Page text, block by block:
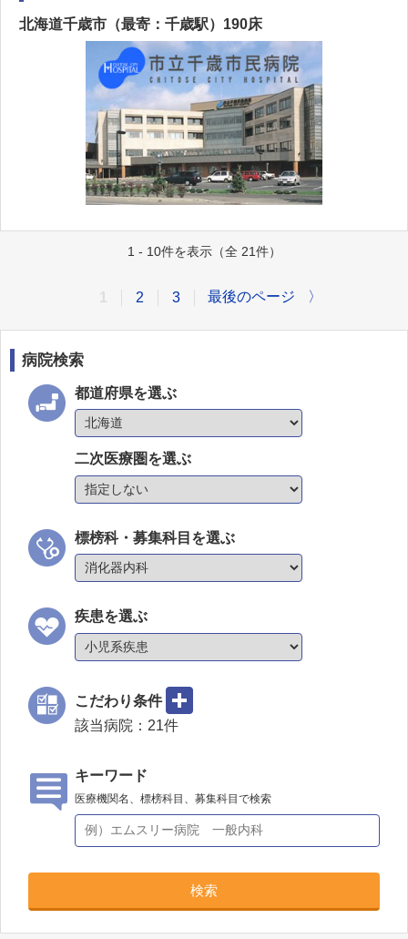
北海道千歳市（最寄：千歳駅）190床
1 - 10件を表示（全 21件）
2 3 最後のページ 〉
病院検索
都道府県を選ぶ
二次医療圏を選ぶ
標榜科・募集科目を選ぶ
疾患を選ぶ
こだわり条件
該当病院： 21件
キーワード
医療機関名、標榜科目、募集科目で検索
検索